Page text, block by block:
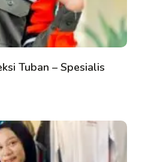
Tuban – Spesialis